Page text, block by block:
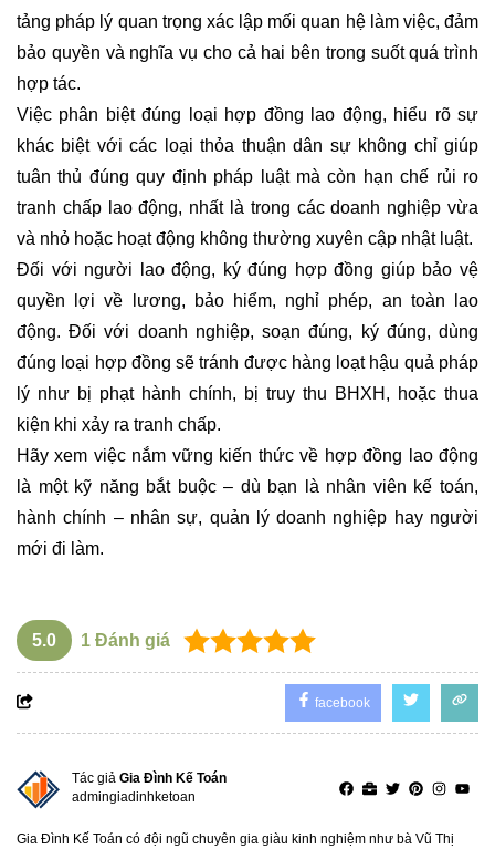
tảng pháp lý quan trọng xác lập mối quan hệ làm việc, đảm
bảo quyền và nghĩa vụ cho cả hai bên trong suốt quá trình
hợp tác.
Việc phân biệt đúng loại hợp đồng lao động, hiểu rõ sự
khác biệt với các loại thỏa thuận dân sự không chỉ giúp
tuân thủ đúng quy định pháp luật mà còn hạn chế rủi ro
tranh chấp lao động, nhất là trong các doanh nghiệp vừa
và nhỏ hoặc hoạt động không thường xuyên cập nhật luật.
Đối với người lao động, ký đúng hợp đồng giúp bảo vệ
quyền lợi về lương, bảo hiểm, nghỉ phép, an toàn lao
động. Đối với doanh nghiệp, soạn đúng, ký đúng, dùng
đúng loại hợp đồng sẽ tránh được hàng loạt hậu quả pháp
lý như bị phạt hành chính, bị truy thu BHXH, hoặc thua
kiện khi xảy ra tranh chấp.
Hãy xem việc nắm vững kiến thức về hợp đồng lao động
là một kỹ năng bắt buộc – dù bạn là nhân viên kế toán,
hành chính – nhân sự, quản lý doanh nghiệp hay người
mới đi làm.
5.0 1 Đánh giá
facebook
Tác giả Gia Đình Kế Toán
admingiadinhketoan
Gia Đình Kế Toán có đội ngũ chuyên gia giàu kinh nghiệm như bà Vũ Thị